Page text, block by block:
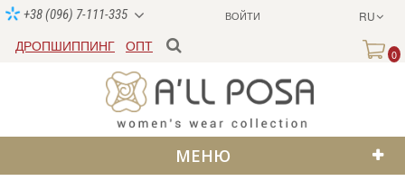
ВОЙТИ RU
+38 (096) 7-111-335
ДРОПШИППИНГ ОПТ
0
МЕНЮ